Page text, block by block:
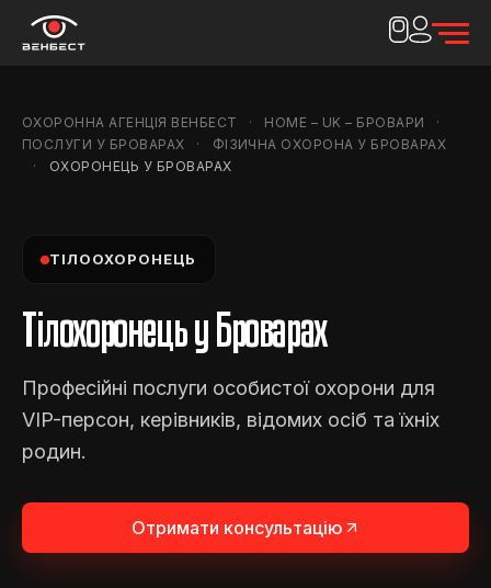
ОХОРОННА АГЕНЦІЯ ВЕНБЕСТ
HOME – UK – БРОВАРИ
ПОСЛУГИ У БРОВАРАХ
ФІЗИЧНА ОХОРОНА У БРОВАРАХ
ОХОРОНЕЦЬ У БРОВАРАХ
ТІЛООХОРОНЕЦЬ
Тілохоронець у Броварах
Професійні послуги особистої охорони для
VIP-персон, керівників, відомих осіб та їхніх
родин.
Отримати консультацію